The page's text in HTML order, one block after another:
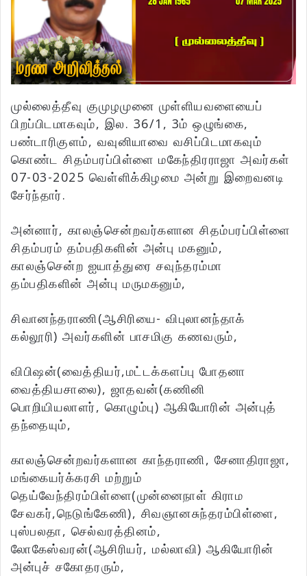
முல்லைத்தீவு குமுழமுனை முள்ளியவளையைப்
பிறப்பிடமாகவும், இல. 36/1, 3ம் ஒழுங்கை,
பண்டாரிகுளம், வவுனியாவை வசிப்பிடமாகவும்
கொண்ட சிதம்பரப்பிள்ளை மகேந்திரராஜா அவர்கள்
07-03-2025 வெள்ளிக்கிழமை அன்று இறைவனடி
சேர்ந்தார்.
அன்னார், காலஞ்சென்றவர்களான சிதம்பரப்பிள்ளை
சிதம்பரம் தம்பதிகளின் அன்பு மகனும்,
காலஞ்சென்ற ஐயாத்துரை சவுந்தரம்மா
தம்பதிகளின் அன்பு மருமகனும்,
சிவானந்தராணி(ஆசிரியை- விபுலானந்தாக்
கல்லூரி) அவர்களின் பாசமிகு கணவரும்,
விபிஷன்(வைத்தியர்,மட்டக்களப்பு போதனா
வைத்தியசாலை), ஜாதவன்(கணினி
பொறியியலாளர், கொழும்பு) ஆகியோரின் அன்புத்
தந்தையும்,
காலஞ்சென்றவர்களான காந்தராணி, சேனாதிராஜா,
மங்கையர்க்கரசி மற்றும்
தெய்வேந்திரம்பிள்ளை(முன்னைநாள் கிராம
சேவகர்,நெடுங்கேணி), சிவஞானசுந்தரம்பிள்ளை,
புஸ்பலதா, செல்வரத்தினம்,
லோகேஸ்வரன்(ஆசிரியர், மல்லாவி) ஆகியோரின்
அன்புச் சகோதரரும்,